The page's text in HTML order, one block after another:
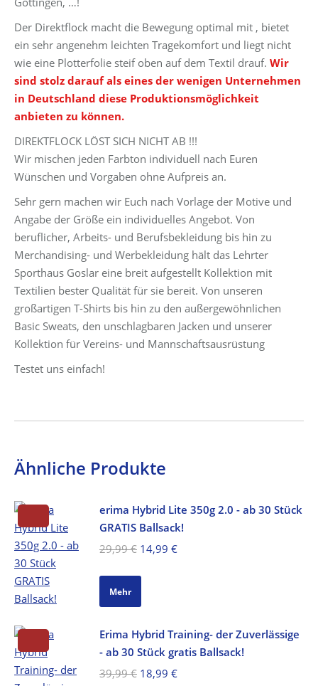
Der Direktflock macht die Bewegung optimal mit , bietet
ein sehr angenehm leichten Tragekomfort und liegt nicht
wie eine Plotterfolie steif oben auf dem Textil drauf. Wir
sind stolz darauf als eines der wenigen Unternehmen
in Deutschland diese Produktionsmöglichkeit
anbieten zu können.
DIREKTFLOCK LÖST SICH NICHT AB !!!
Wir mischen jeden Farbton individuell nach Euren
Wünschen und Vorgaben ohne Aufpreis an.
Sehr gern machen wir Euch nach Vorlage der Motive und
Angabe der Größe ein individuelles Angebot. Von
beruflicher, Arbeits- und Berufsbekleidung bis hin zu
Merchandising- und Werbekleidung hält das Lehrter
Sporthaus Goslar eine breit aufgestellt Kollektion mit
Textilien bester Qualität für sie bereit. Von unseren
großartigen T-Shirts bis hin zu den außergewöhnlichen
Basic Sweats, den unschlagbaren Jacken und unserer
Kollektion für Vereins- und Mannschaftsausrüstung
Testet uns einfach!
Ähnliche Produkte
erima Hybrid Lite 350g 2.0 - ab 30 Stück
GRATIS Ballsack!
29,99€ Ursprünglicher
14,99 €Aktueller
Mehr
Erima Hybrid Training- der Zuverlässige
- ab 30 Stück gratis Ballsack!
39,99€ Ursprünglicher
18,99 €Aktueller